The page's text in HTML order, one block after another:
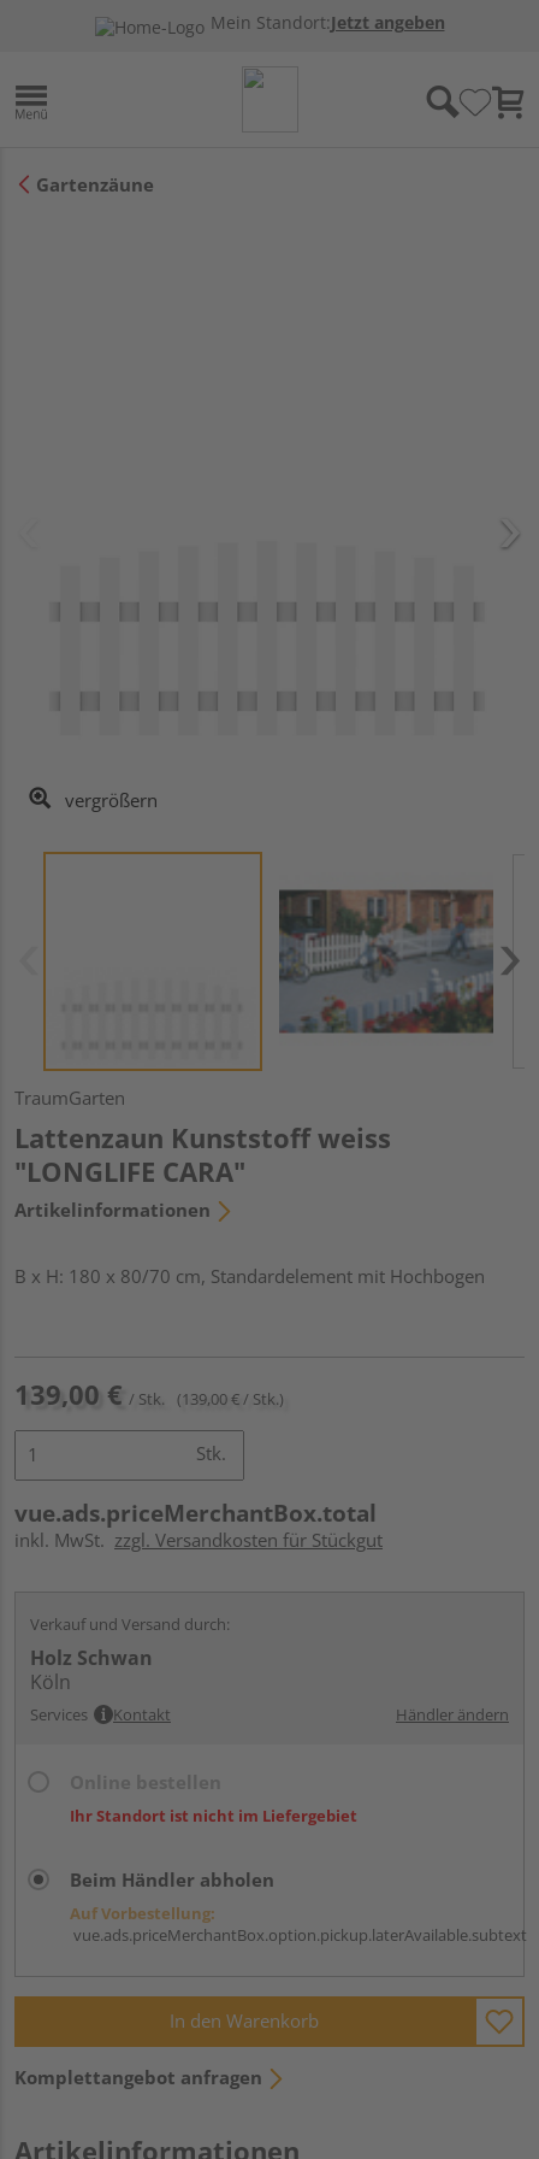
Mein Standort:Jetzt angeben
Gartenzäune
vergrößern
TraumGarten
Lattenzaun Kunststoff weiss
"LONGLIFE CARA"
Artikelinformationen
B x H: 180 x 80/70 cm, Standardelement mit Hochbogen
139,00 € / Stk. (139,00 € / Stk.)
Stk.
vue.ads.priceMerchantBox.total
inkl. MwSt. zzgl. Versandkosten für Stückgut
Verkauf und Versand durch:
Holz Schwan
Köln
Services Kontakt Händler ändern
Ihr Standort ist nicht im Liefergebiet
Beim Händler abholen
Auf Vorbestellung:
vue.ads.priceMerchantBox.option.pickup.laterAvailable.subtext
In den Warenkorb
Komplettangebot anfragen
Artikelinformationen